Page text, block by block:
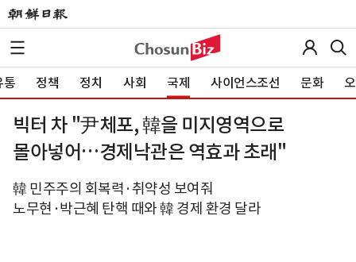
통 정책 정치 사회 국제 사이언스조선 문화
빅터 차 "尹체포, 韓을 미지영역으로
몰아넣어…경제낙관은 역효과 초래"
韓 민주주의 회복력·취약성 보여줘
노무현·박근혜 탄핵 때와 韓 경제 환경 달라